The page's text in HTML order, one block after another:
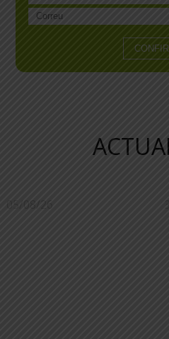
05/08/26